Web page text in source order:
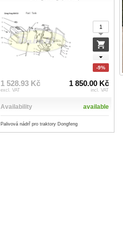
-9%
1 528.93 Kč
excl. VAT
1 850.00 Kč
incl. VAT
Availability available
Palivová nádrř pro traktory Dongfeng